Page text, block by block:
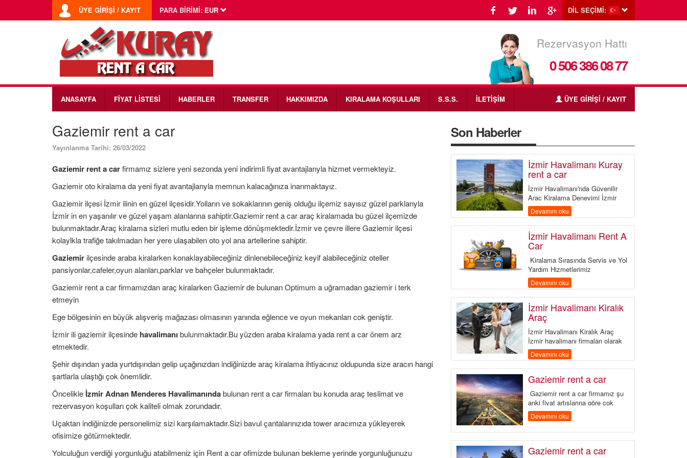
ÜYE GİRİŞİ / KAYIT PARA BİRİMİ: EUR DİL SEÇİMİ:
Rezervasyon Hattı
0 506 386 08 77
ANASAYFA FİYAT LİSTESİ HABERLER TRANSFER HAKKIMIZDA KIRALAMA KOŞULLARI S.S.S. İLETİŞİM ÜYE GİRİŞİ / KAYIT
Gaziemir rent a car
Yayınlanma Tarihi: 26/03/2022
Gaziemir rent a carfirmamız sizlere yeni sezonda yeni indirimli fiyat avantajlarıyla hizmet vermekteyiz.
Gaziemir oto kiralama da yeni fiyat avantajlarıyla memnun kalacağınıza inanmaktayız.
Gaziemir ilçesi İzmir ilinin en güzel ilçesidir.Yolların ve sokaklarının geniş olduğu ilçemiz sayısız güzel parklarıyla
İzmir in en yaşanılır ve güzel yaşam alanlarına sahiptir.Gaziemir rent a car araç kiralamada bu güzel ilçemizde
bulunmaktadır.Araç kiralama sizleri mutlu eden bir işleme dönüşmektedir.İzmir ve çevre illere Gaziemir ilçesi
kolaylkla trafiğe takılmadan her yere ulaşabilen oto yol ana artellerine sahiptir.
Gaziemir ilçesinde araba kiralarken konaklayabileceğiniz dinlenebileceğiniz keyif alabileceğiniz oteller
pansiyonlar,cafeler,oyun alanları,parklar ve bahçeler bulunmaktadır.
Gaziemir rent a car firmamızdan araç kiralarken Gaziemir de bulunan Optimum a uğramadan gaziemir i terk
etmeyin
Ege bölgesinin en büyük alışveriş mağazası olmasının yanında eğlence ve oyun mekanları cok geniştir.
İzmir ili gaziemir ilçesinde havalimanı bulunmaktadır.Bu yüzden araba kiralama yada rent a car önem arz
etmektedir.
Şehir dışından yada yurtdışından gelip uçağınızdan indiğinizde araç kiralama ihtiyacınız oldupunda size aracın hangi
şartlarla ulaştığı çok önemlidir.
Öncelikle İzmir Adnan Menderes Havalimanındabulunan rent a car firmaları bu konuda araç teslimat ve
rezervasyon koşulları çok kaliteli olmak zorundadır.
Uçaktan indiğinizde personelimiz sizi karşılamaktadır.Sizi bavul çantalarınızıda tower aracımıza yükleyerek
ofisimize götürmektedir.
Yolculuğun verdiği yorgunluğu atabilmeniz için Rent a car ofimizde bulunan bekleme yerinde yorgunluğunuzu
Son Haberler
İzmir Havalimanı Kuray
rent a car
İzmir Havalimanı'nda Güvenilir
Araç Kiralama Deneyimi İzmir
Havalimanı'nda araç kiralamak hiç
bu kadar kolay olmamıştı! ...
Devamını oku
İzmir Havalimanı Rent A
Car
Kiralama Sırasında Servis ve Yol
Yardım Hizmetlerimiz
İzmir havalimanı r...
Devamını oku
İzmir Havalimanı Kiralık
Araç
İzmir Havalimanı Kiralık Araç
İzmir havalimanı firmaları olarak
kuray rent a car filo firmamız he...
Devamını oku
Gaziemir rent a car
Gaziemir rent a car firmamız şu
anki fiyat artışlarına göre çok
uygun fiyata araç kiralama hiz...
Devamını oku
Gaziemir rent a car